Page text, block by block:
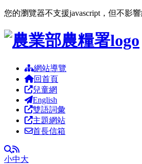
您的瀏覽器不支援javascript，但不影
跳到主要內容區塊
網站導覽
回首頁
兒童網
English
雙語詞彙
主題網站
首長信箱
全文檢索
RSS
小中大